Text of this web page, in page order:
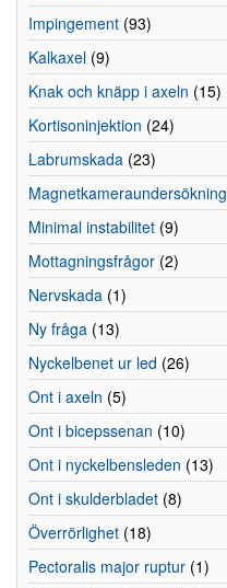
Impingement (93)
Kalkaxel (9)
Knak och knäpp i axeln (15)
Kortisoninjektion (24)
Labrumskada (23)
Magnetkameraundersökning
Minimal instabilitet (9)
Mottagningsfrågor (2)
Nervskada (1)
Ny fråga (13)
Nyckelbenet ur led (26)
Ont i axeln (5)
Ont i bicepssenan (10)
Ont i nyckelbensleden (13)
Ont i skulderbladet (8)
Överrörlighet (18)
Pectoralis major ruptur (1)